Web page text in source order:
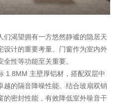
渴望拥有一方悠然静谧的隐居天
设计的重要考量。门窗作为室内外
性等功能至关重要。
主壁厚铝材，搭配双层中
越的隔音降噪性能。结合玻扇双销
的密封性能，有效降低室外噪音干